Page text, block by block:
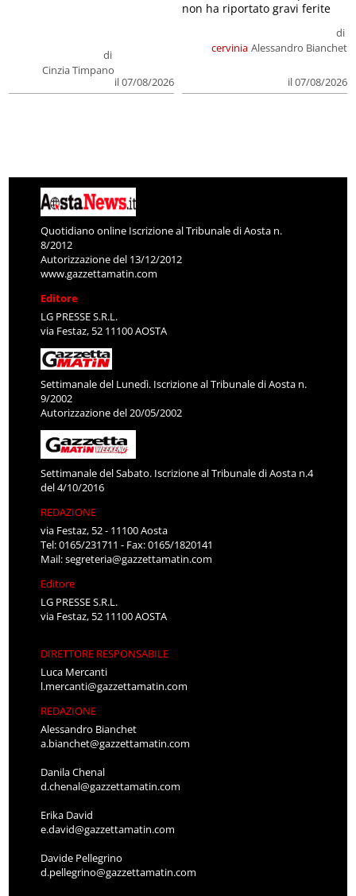
Cinzia Timpano
Alessandro Bianchet
Quotidiano online Iscrizione al Tribunale di Aosta n.
8/2012
Autorizzazione del 13/12/2012
www.gazzettamatin.com
Editore
LG PRESSE S.R.L.
via Festaz, 52 11100 AOSTA
Settimanale del Lunedì. Iscrizione al Tribunale di Aosta n.
9/2002
Autorizzazione del 20/05/2002
Settimanale del Sabato. Iscrizione al Tribunale di Aosta n.4
del 4/10/2016
REDAZIONE
via Festaz, 52 - 11100 Aosta
Tel: 0165/231711 - Fax: 0165/1820141
Mail:segreteria@gazzettamatin.com
Editore
LG PRESSE S.R.L.
via Festaz, 52 11100 AOSTA
Luca Mercanti
l.mercanti@gazzettamatin.com
REDAZIONE
Alessandro Bianchet
a.bianchet@gazzettamatin.com
Danila Chenal
d.chenal@gazzettamatin.com
Erika David
e.david@gazzettamatin.com
Davide Pellegrino
d.pellegrino@gazzettamatin.com
Cinzia Timpano